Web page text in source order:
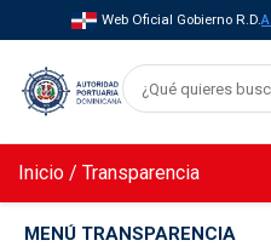
Web Oficial Gobierno R.D.
Inicio / Transparencia
MENÚ TRANSPARENCIA